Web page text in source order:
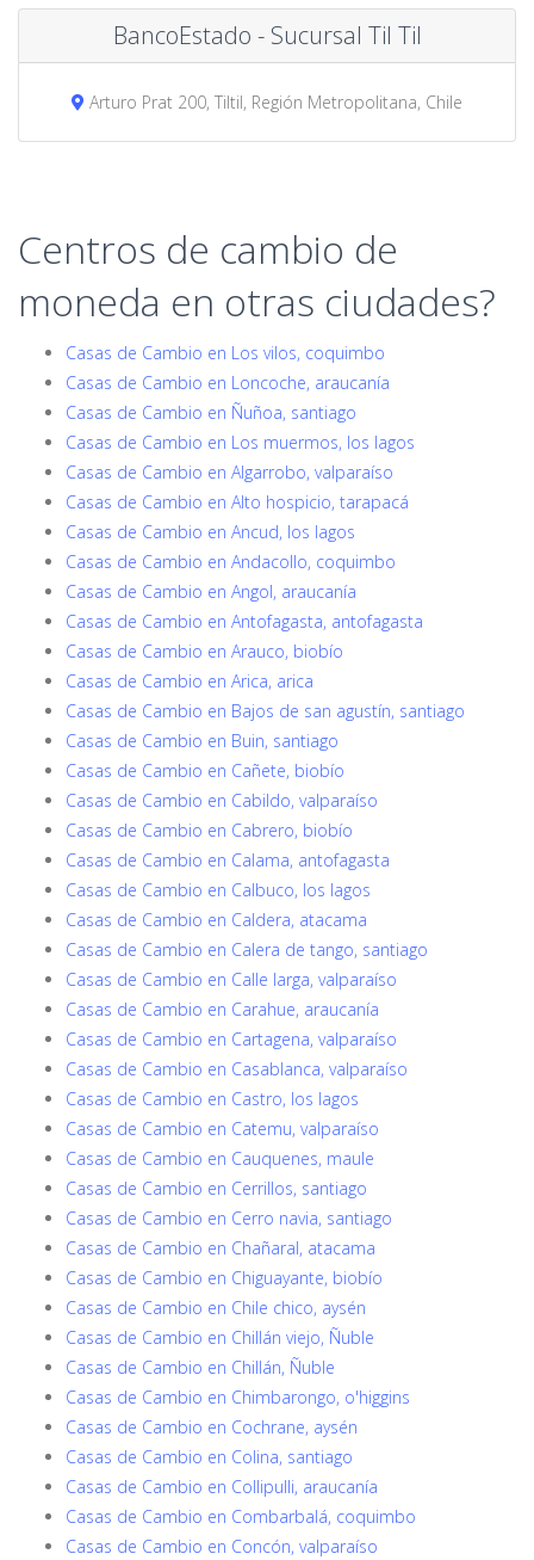
BancoEstado - Sucursal Til Til
Arturo Prat 200, Tiltil, Región Metropolitana, Chile
Centros de cambio de
moneda en otras ciudades?
Casas de Cambio en Los vilos, coquimbo
Casas de Cambio en Loncoche, araucanía
Casas de Cambio en Ñuñoa, santiago
Casas de Cambio en Los muermos, los lagos
Casas de Cambio en Algarrobo, valparaíso
Casas de Cambio en Alto hospicio, tarapacá
Casas de Cambio en Ancud, los lagos
Casas de Cambio en Andacollo, coquimbo
Casas de Cambio en Angol, araucanía
Casas de Cambio en Antofagasta, antofagasta
Casas de Cambio en Arauco, biobío
Casas de Cambio en Arica, arica
Casas de Cambio en Bajos de san agustín, santiago
Casas de Cambio en Buin, santiago
Casas de Cambio en Cañete, biobío
Casas de Cambio en Cabildo, valparaíso
Casas de Cambio en Cabrero, biobío
Casas de Cambio en Calama, antofagasta
Casas de Cambio en Calbuco, los lagos
Casas de Cambio en Caldera, atacama
Casas de Cambio en Calera de tango, santiago
Casas de Cambio en Calle larga, valparaíso
Casas de Cambio en Carahue, araucanía
Casas de Cambio en Cartagena, valparaíso
Casas de Cambio en Casablanca, valparaíso
Casas de Cambio en Castro, los lagos
Casas de Cambio en Catemu, valparaíso
Casas de Cambio en Cauquenes, maule
Casas de Cambio en Cerrillos, santiago
Casas de Cambio en Cerro navia, santiago
Casas de Cambio en Chañaral, atacama
Casas de Cambio en Chiguayante, biobío
Casas de Cambio en Chile chico, aysén
Casas de Cambio en Chillán viejo, Ñuble
Casas de Cambio en Chillán, Ñuble
Casas de Cambio en Chimbarongo, o'higgins
Casas de Cambio en Cochrane, aysén
Casas de Cambio en Colina, santiago
Casas de Cambio en Collipulli, araucanía
Casas de Cambio en Combarbalá, coquimbo
Casas de Cambio en Concón, valparaíso